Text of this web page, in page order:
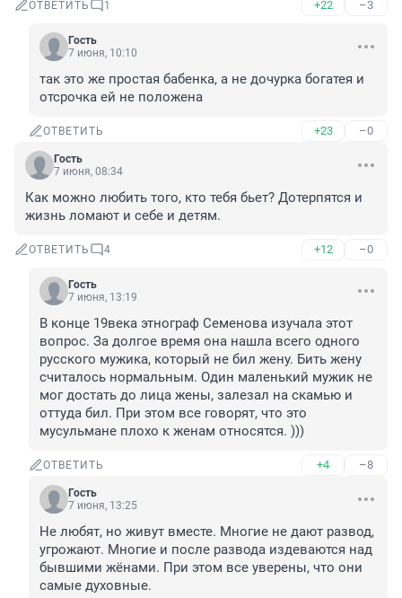
ОТВЕТИТЬ 1 +22 –3
Гость
7 июня, 10:10
так это же простая бабенка, а не дочурка богатея и
отсрочка ей не положена
ОТВЕТИТЬ +23 –0
Гость
7 июня, 08:34
Как можно любить того, кто тебя бьет? Дотерпятся и
жизнь ломают и себе и детям.
ОТВЕТИТЬ 4 +12 –0
Гость
7 июня, 13:19
В конце 19века этнограф Семенова изучала этот
вопрос. За долгое время она нашла всего одного
русского мужика, который не бил жену. Бить жену
считалось нормальным. Один маленький мужик не
мог достать до лица жены, залезал на скамью и
оттуда бил. При этом все говорят, что это
мусульмане плохо к женам относятся. )))
ОТВЕТИТЬ +4 –8
Гость
7 июня, 13:25
Не любят, но живут вместе. Многие не дают развод,
угрожают. Многие и после развода издеваются над
бывшими жёнами. При этом все уверены, что они
самые духовные.